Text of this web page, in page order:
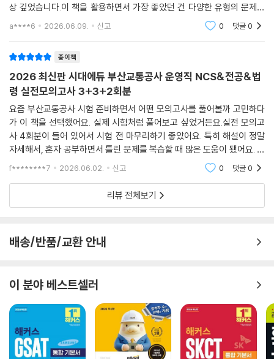
상 깊었습니다.이 책을 활용하면서 가장 좋았던 건 다양한 유형의 문제를
접해볼 수 있었다는 거예요. NCS랑 전공, 법령까지 다 포함되어 있어서 어
a****6 2026.06.09. 신고 0 댓글0
종이책
2026 최신판 시대에듀 부산교통공사 운영직 NCS&전공&법
령 실전모의고사 3+3+2회분
요즘 부산교통공사 시험 준비하면서 어떤 모의고사를 풀어볼까 고민하다
가 이 책을 선택했어요. 실제 시험처럼 풀어보고 싶었거든요.실전 모의고
사 4회분이 들어 있어서 시험 전 마무리하기 좋았어요. 특히 해설이 정말
자세해서, 혼자 공부하면서 틀린 문제를 복습할 때 많은 도움이 됐어요. 왜
틀렸는지 정확하게 알 수 있어서 다음번에는 같은 실수를 줄일 수 있더라
f********7 2026.06.02. 신고 0 댓글0
리뷰 전체보기
배송/반품/교환 안내
이 분야 베스트셀러